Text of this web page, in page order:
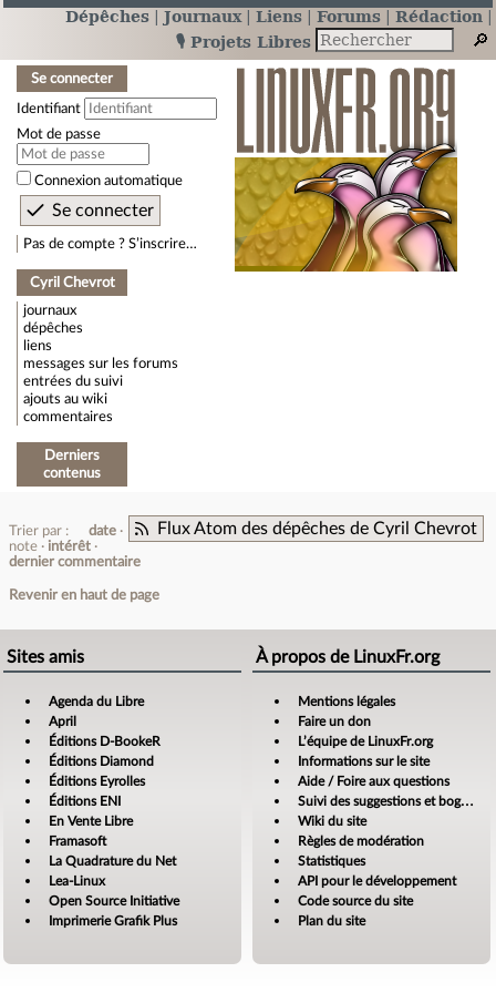
Dépêches Journaux Liens Forums
Rédaction
🎙️ Projets Libres
Se connecter
Identifiant
Mot de passe
Connexion automatique
Pas de compte ? S’inscrire…
Cyril Chevrot
journaux
dépêches
liens
messages sur les forums
entrées du suivi
ajouts au wiki
commentaires
Derniers
contenus
Flux Atom des dépêches de Cyril Chevrot
Trier par :
date
note
intérêt
dernier commentaire
Revenir en haut de page
Sites amis
Agenda du Libre
April
Éditions D-BookeR
Éditions Diamond
Éditions Eyrolles
Éditions ENI
En Vente Libre
Framasoft
La Quadrature du Net
Lea-Linux
Open Source Initiative
Imprimerie Grafik Plus
À propos de LinuxFr.org
Mentions légales
Faire un don
L’équipe de LinuxFr.org
Informations sur le site
Aide / Foire aux questions
Suivi des suggestions et bogues
Wiki du site
Règles de modération
Statistiques
API pour le développement
Code source du site
Plan du site